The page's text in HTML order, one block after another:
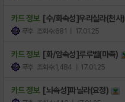
카드 정보 [수/화속성]우리실라(천사)
푸후 조회수:681 | 17.01.25
카드 정보 [화/암속성]루루벨(마족)
푸후 조회수:1,484 | 17.01.25
카드 정보 [뇌속성]파닐라(요정)